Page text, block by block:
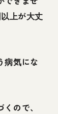
上が大丈
病気にな
ので、